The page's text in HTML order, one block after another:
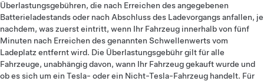
Überlastungsgebühren, die nach Erreichen des angegebenen
Batterieladestands oder nach Abschluss des Ladevorgangs anfallen, je
nachdem, was zuerst eintritt, wenn Ihr Fahrzeug innerhalb von fünf
Minuten nach Erreichen des genannten Schwellenwerts vom
Ladeplatz entfernt wird. Die Überlastungsgebühr gilt für alle
Fahrzeuge, unabhängig davon, wann Ihr Fahrzeug gekauft wurde und
ob es sich um ein Tesla- oder ein Nicht-Tesla-Fahrzeug handelt. Für